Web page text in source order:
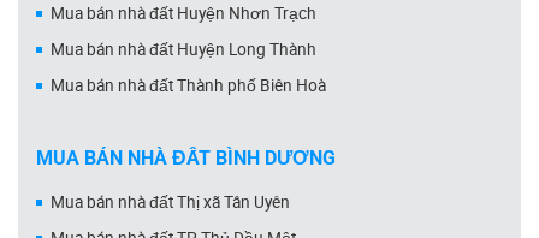
Mua bán nhà đất Huyện Nhơn Trạch
Mua bán nhà đất Huyện Long Thành
Mua bán nhà đất Thành phố Biên Hoà
MUA BÁN NHÀ ĐẤT BÌNH DƯƠNG
Mua bán nhà đất Thị xã Tân Uyên